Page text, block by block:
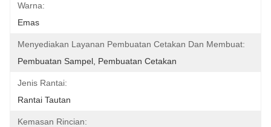
Warna:
Emas
Menyediakan Layanan Pembuatan Cetakan Dan Membuat:
Pembuatan Sampel, Pembuatan Cetakan
Jenis Rantai:
Rantai Tautan
Kemasan Rincian: